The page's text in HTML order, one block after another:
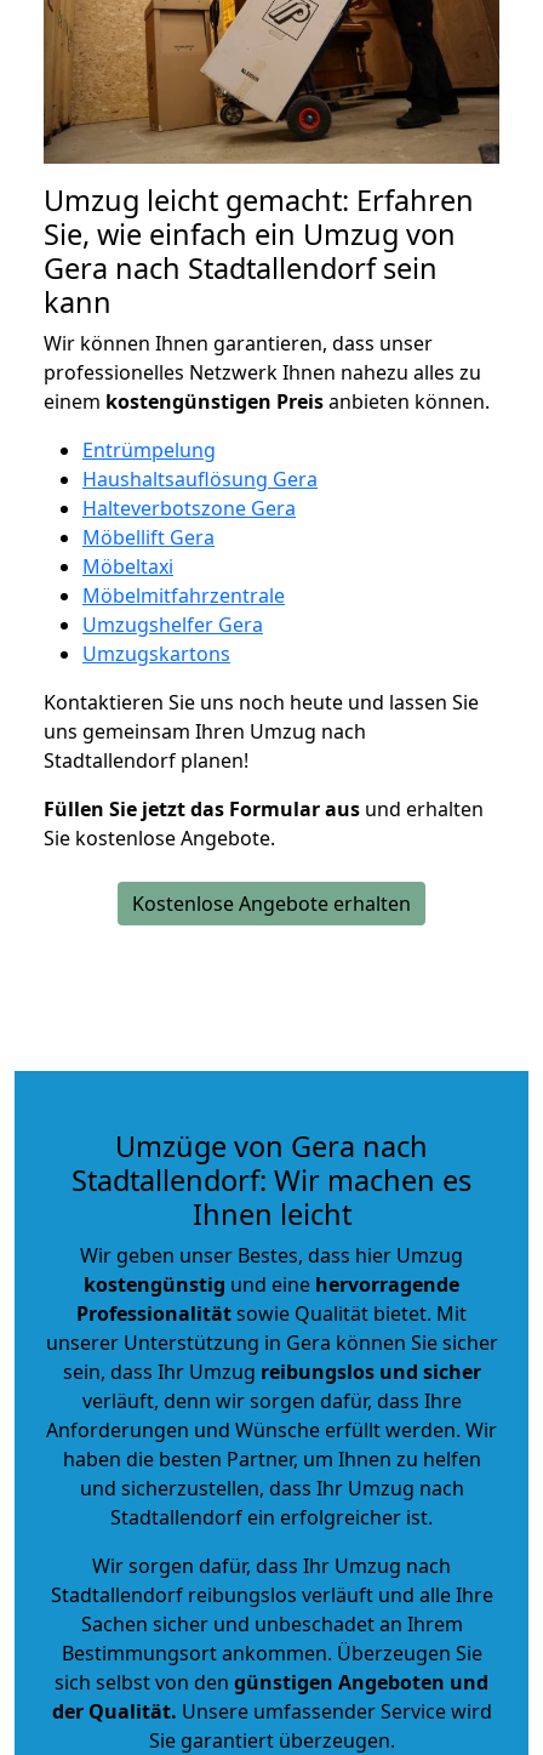
Umzug leicht gemacht: Erfahren
Sie, wie einfach ein Umzug von
Gera nach Stadtallendorf sein
kann
Wir können Ihnen garantieren, dass unser
professionelles Netzwerk Ihnen nahezu alles zu
einem kostengünstigen Preisanbieten können.
Entrümpelung
Haushaltsauflösung Gera
Halteverbotszone Gera
Möbellift Gera
Möbeltaxi
Möbelmitfahrzentrale
Umzugshelfer Gera
Umzugskartons
Kontaktieren Sie uns noch heute und lassen Sie
uns gemeinsam Ihren Umzug nach
Stadtallendorf planen!
Füllen Sie jetzt das Formular aus und erhalten
Sie kostenlose Angebote.
Kostenlose Angebote erhalten
Umzüge von Gera nach
Stadtallendorf: Wir machen es
Ihnen leicht
Wir geben unser Bestes, dass hier Umzug
kostengünstig und eine hervorragende
Professionalitätsowie Qualität bietet. Mit
unserer Unterstützung in Gera können Sie sicher
sein, dass Ihr Umzug reibungslos und sicher
verläuft, denn wir sorgen dafür, dass Ihre
Anforderungen und Wünsche erfüllt werden. Wir
haben die besten Partner, um Ihnen zu helfen
und sicherzustellen, dass Ihr Umzug nach
Stadtallendorf ein erfolgreicher ist.
Wir sorgen dafür, dass Ihr Umzug nach
Stadtallendorf reibungslos verläuft und alle Ihre
Sachen sicher und unbeschadet an Ihrem
Bestimmungsort ankommen. Überzeugen Sie
sich selbst von den günstigen Angeboten und
der Qualität. Unsere umfassender Service wird
Sie garantiert überzeugen.